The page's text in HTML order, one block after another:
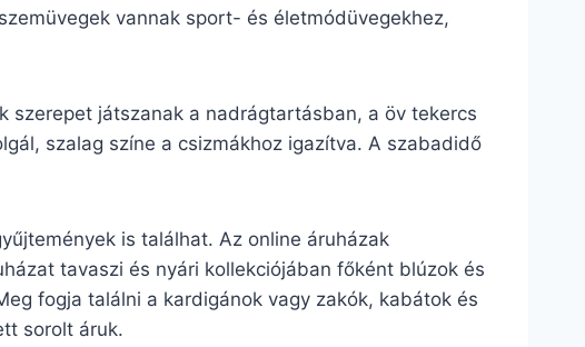
vannak sport- és életmódüvegekhez,
szerepet játszanak a nadrágtartásban, a öv tekercs
szalag színe a csizmákhoz igazítva. A szabadidő
is találhat. Az online áruházak
tavaszi és nyári kollekciójában főként blúzok és
fogja találni a kardigánok vagy zakók, kabátok és
sorolt áruk.